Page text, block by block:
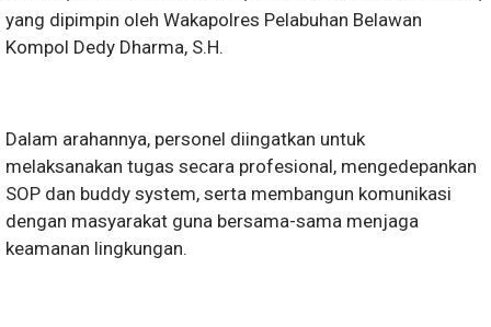
yang dipimpin oleh Wakapolres Pelabuhan Belawan
Kompol Dedy Dharma, S.H.
Dalam arahannya, personel diingatkan untuk
melaksanakan tugas secara profesional, mengedepankan
SOP dan buddy system, serta membangun komunikasi
dengan masyarakat guna bersama-sama menjaga
keamanan lingkungan.